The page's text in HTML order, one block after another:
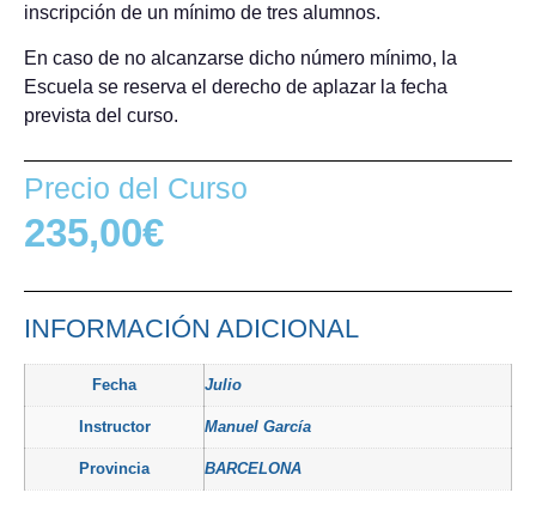
inscripción de un mínimo de tres alumnos.
En caso de no alcanzarse dicho número mínimo, la
Escuela se reserva el derecho de aplazar la fecha
prevista del curso.
Precio del Curso
235,00€
INFORMACIÓN ADICIONAL
Fecha Julio
Instructor Manuel García
Provincia BARCELONA